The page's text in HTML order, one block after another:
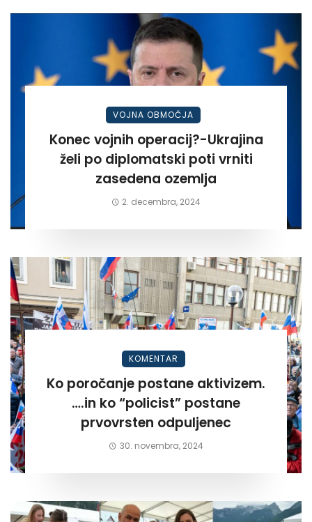
VOJNA OBMOČJA
Konec vojnih operacij?-Ukrajina
želi po diplomatski poti vrniti
zasedena ozemlja
2. decembra, 2024
KOMENTAR
Ko poročanje postane aktivizem.
….in ko “policist” postane
prvovrsten odpuljenec
30. novembra, 2024